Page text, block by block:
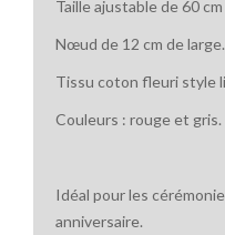
Taille ajustable de 60
Nœud de 12 cm de large.
Tissu coton fleuri style
Couleurs : rouge et gris.
Idéal pour les
anniversaire.